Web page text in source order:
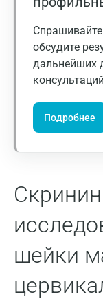
обсудите
дальнейших
Подробнее
шейки
Москва
Санкт-
Нижний
Астрахань
Балашиха
Барнаул
Брянск